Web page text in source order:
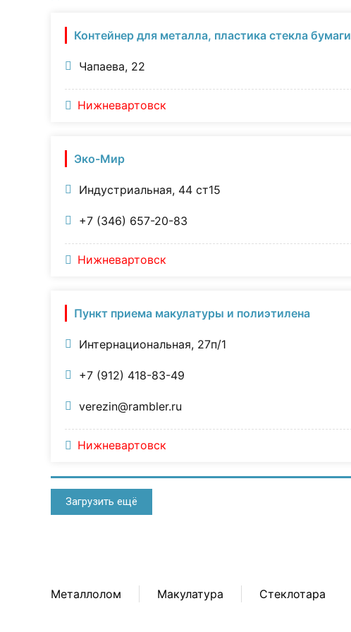
Контейнер для металла, пластика стекла бумаги
Чапаева, 22
Нижневартовск
Эко-Мир
Индустриальная, 44 ст15
+7 (346) 657-20-83
Нижневартовск
Пункт приема макулатуры и полиэтилена
Интернациональная, 27п/1
+7 (912) 418-83-49
verezin@rambler.ru
Нижневартовск
Загрузить ещё
Металлолом Макулатура Стеклотара